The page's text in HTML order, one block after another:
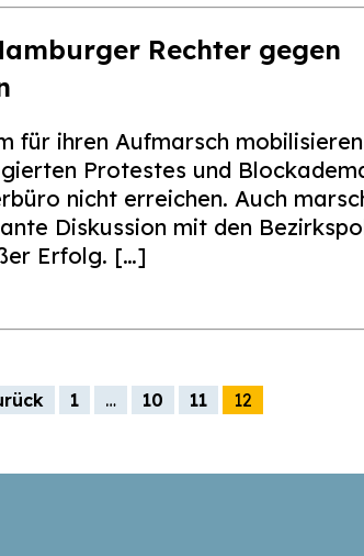
Rechter gegen
für ihren Aufmarsch
Protestes und
nicht erreichen. Auch
Diskussion mit den
Erfolg. […]
1 … 10 11 12